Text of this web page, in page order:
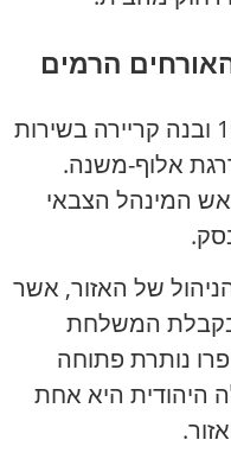
סרгіי ליסאק נולד בשנת 1980 ובנה קריירה בשירות
אלוף-משנה.
מונה לראש המינהל הצבאי
של האזור, אשר
בקבלת המשלחת
נותרת פתוחה
היהודית היא אחת